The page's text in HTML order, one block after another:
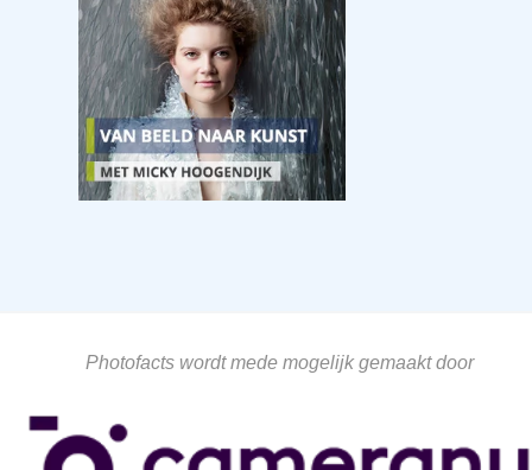
Photofacts wordt mede mogelijk gemaakt door